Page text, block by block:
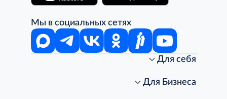
Мы в социальных сетях
Для себя
Стань клиентом METRO
Для Бизнеса